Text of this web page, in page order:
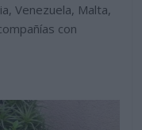
Venezuela, Malta,
con